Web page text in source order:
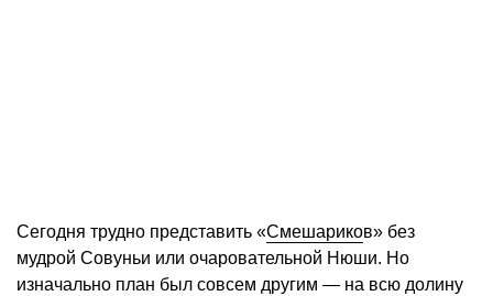
Сегодня трудно представить «Смешариков» без
мудрой Совуньи или очаровательной Нюши. Но
изначально план был совсем другим — на всю долину